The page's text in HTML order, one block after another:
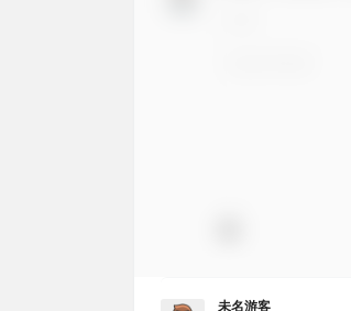
未名游客